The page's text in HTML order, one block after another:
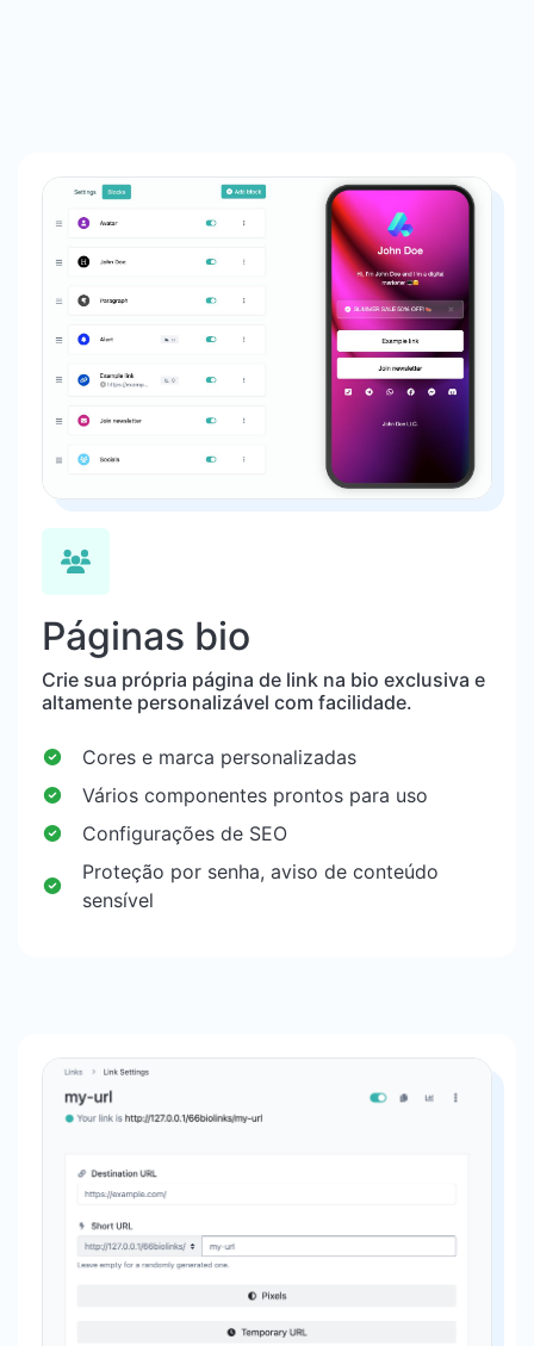
Páginas bio
Crie sua própria página de link na bio exclusiva e
altamente personalizável com facilidade.
Cores e marca personalizadas
Vários componentes prontos para uso
Configurações de SEO
Proteção por senha, aviso de conteúdo
sensível